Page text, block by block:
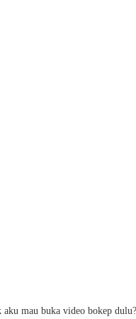
mau buka video bokep dulu?